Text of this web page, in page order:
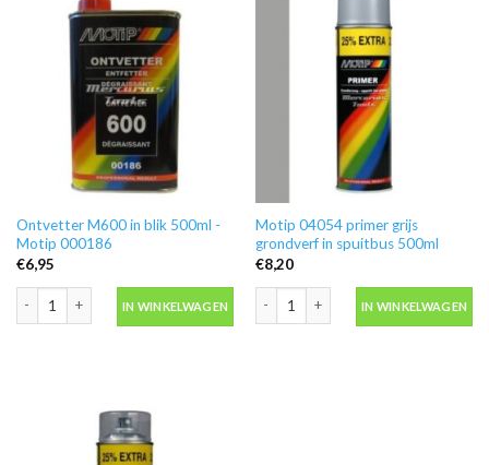
Ontvetter M600 in blik 500ml -
Motip 000186
€6,95
IN WINKELWAGEN
Motip 04054 primer grijs
grondverf in spuitbus 500ml
€8,20
IN WINKELWAGEN